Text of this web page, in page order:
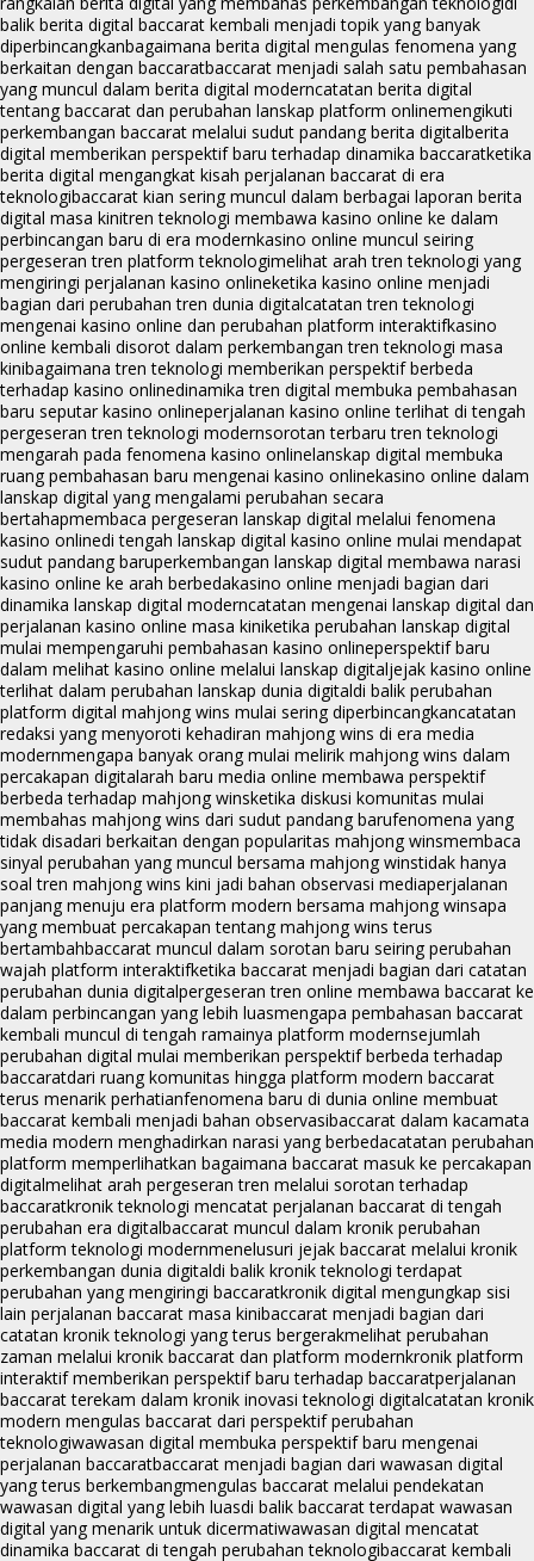
balik berita digital baccarat kembali menjadi topik yang banyak
diperbincangkanbagaimana berita digital mengulas fenomena yang
berkaitan dengan baccaratbaccarat menjadi salah satu pembahasan
yang muncul dalam berita digital moderncatatan berita digital
tentang baccarat dan perubahan lanskap platform onlinemengikuti
perkembangan baccarat melalui sudut pandang berita digitalberita
digital memberikan perspektif baru terhadap dinamika baccaratketika
berita digital mengangkat kisah perjalanan baccarat di era
teknologibaccarat kian sering muncul dalam berbagai laporan berita
digital masa kinitren teknologi membawa kasino online ke dalam
perbincangan baru di era modernkasino online muncul seiring
pergeseran tren platform teknologimelihat arah tren teknologi yang
mengiringi perjalanan kasino onlineketika kasino online menjadi
bagian dari perubahan tren dunia digitalcatatan tren teknologi
mengenai kasino online dan perubahan platform interaktifkasino
online kembali disorot dalam perkembangan tren teknologi masa
kinibagaimana tren teknologi memberikan perspektif berbeda
terhadap kasino onlinedinamika tren digital membuka pembahasan
baru seputar kasino onlineperjalanan kasino online terlihat di tengah
pergeseran tren teknologi modernsorotan terbaru tren teknologi
mengarah pada fenomena kasino onlinelanskap digital membuka
ruang pembahasan baru mengenai kasino onlinekasino online dalam
lanskap digital yang mengalami perubahan secara
bertahapmembaca pergeseran lanskap digital melalui fenomena
kasino onlinedi tengah lanskap digital kasino online mulai mendapat
sudut pandang baruperkembangan lanskap digital membawa narasi
kasino online ke arah berbedakasino online menjadi bagian dari
dinamika lanskap digital moderncatatan mengenai lanskap digital dan
perjalanan kasino online masa kiniketika perubahan lanskap digital
mulai mempengaruhi pembahasan kasino onlineperspektif baru
dalam melihat kasino online melalui lanskap digitaljejak kasino online
terlihat dalam perubahan lanskap dunia digitaldi balik perubahan
platform digital mahjong wins mulai sering diperbincangkancatatan
redaksi yang menyoroti kehadiran mahjong wins di era media
modernmengapa banyak orang mulai melirik mahjong wins dalam
percakapan digitalarah baru media online membawa perspektif
berbeda terhadap mahjong winsketika diskusi komunitas mulai
membahas mahjong wins dari sudut pandang barufenomena yang
tidak disadari berkaitan dengan popularitas mahjong winsmembaca
sinyal perubahan yang muncul bersama mahjong winstidak hanya
soal tren mahjong wins kini jadi bahan observasi mediaperjalanan
panjang menuju era platform modern bersama mahjong winsapa
yang membuat percakapan tentang mahjong wins terus
bertambahbaccarat muncul dalam sorotan baru seiring perubahan
wajah platform interaktifketika baccarat menjadi bagian dari catatan
perubahan dunia digitalpergeseran tren online membawa baccarat ke
dalam perbincangan yang lebih luasmengapa pembahasan baccarat
kembali muncul di tengah ramainya platform modernsejumlah
perubahan digital mulai memberikan perspektif berbeda terhadap
baccaratdari ruang komunitas hingga platform modern baccarat
terus menarik perhatianfenomena baru di dunia online membuat
baccarat kembali menjadi bahan observasibaccarat dalam kacamata
media modern menghadirkan narasi yang berbedacatatan perubahan
platform memperlihatkan bagaimana baccarat masuk ke percakapan
digitalmelihat arah pergeseran tren melalui sorotan terhadap
baccaratkronik teknologi mencatat perjalanan baccarat di tengah
perubahan era digitalbaccarat muncul dalam kronik perubahan
platform teknologi modernmenelusuri jejak baccarat melalui kronik
perkembangan dunia digitaldi balik kronik teknologi terdapat
perubahan yang mengiringi baccaratkronik digital mengungkap sisi
lain perjalanan baccarat masa kinibaccarat menjadi bagian dari
catatan kronik teknologi yang terus bergerakmelihat perubahan
zaman melalui kronik baccarat dan platform modernkronik platform
interaktif memberikan perspektif baru terhadap baccaratperjalanan
baccarat terekam dalam kronik inovasi teknologi digitalcatatan kronik
modern mengulas baccarat dari perspektif perubahan
teknologiwawasan digital membuka perspektif baru mengenai
perjalanan baccaratbaccarat menjadi bagian dari wawasan digital
yang terus berkembangmengulas baccarat melalui pendekatan
wawasan digital yang lebih luasdi balik baccarat terdapat wawasan
digital yang menarik untuk dicermatiwawasan digital mencatat
dinamika baccarat di tengah perubahan teknologibaccarat kembali